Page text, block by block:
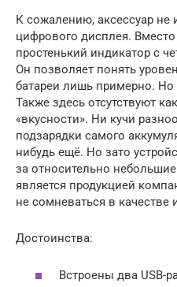
К сожалению, аксессуар не
цифрового дисплея. Вместо
простенький индикатор с
Он позволяет понять
батареи лишь примерно. Но
Также здесь отсутствуют
«вкусности». Ни кучи
подзарядки самого
нибудь ещё. Но зато
за относительно
является продукцией
не сомневаться в качестве
Достоинства:
Встроены два USB-